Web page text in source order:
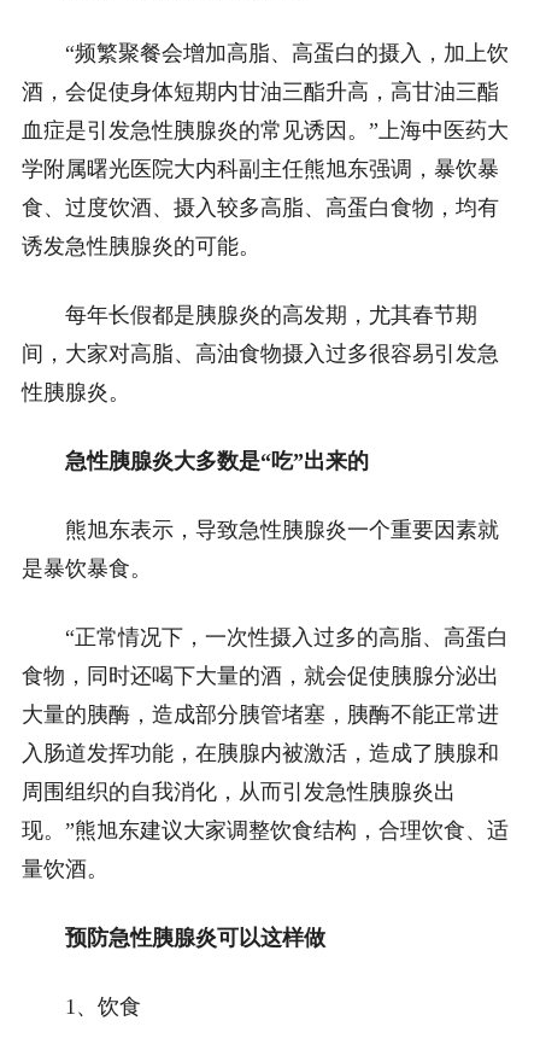
“频繁聚餐会增加高脂、高蛋白的摄入，加上饮
酒，会促使身体短期内甘油三酯升高，高甘油三酯
血症是引发急性胰腺炎的常见诱因。”上海中医药大
学附属曙光医院大内科副主任熊旭东强调，暴饮暴
食、过度饮酒、摄入较多高脂、高蛋白食物，均有
诱发急性胰腺炎的可能。
每年长假都是胰腺炎的高发期，尤其春节期
间，大家对高脂、高油食物摄入过多很容易引发急
性胰腺炎。
急性胰腺炎大多数是“吃”出来的
熊旭东表示，导致急性胰腺炎一个重要因素就
是暴饮暴食。
“正常情况下，一次性摄入过多的高脂、高蛋白
食物，同时还喝下大量的酒，就会促使胰腺分泌出
大量的胰酶，造成部分胰管堵塞，胰酶不能正常进
入肠道发挥功能，在胰腺内被激活，造成了胰腺和
周围组织的自我消化，从而引发急性胰腺炎出
现。”熊旭东建议大家调整饮食结构，合理饮食、适
量饮酒。
预防急性胰腺炎可以这样做
1、饮食